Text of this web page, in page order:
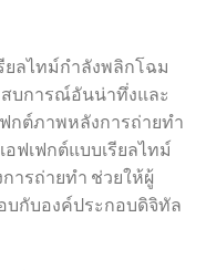
ยลไทม์กำลังพลิกโฉม
บการณ์อันน่าทึ่งและ
ฟกต์ภาพหลังการถ่ายทำ
อฟเฟกต์แบบเรียลไทม์
ารถ่ายทำ ช่วยให้ผู้
บกับองค์ประกอบดิจิทัล